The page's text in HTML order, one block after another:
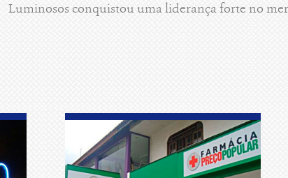
Luminosos conquistou uma liderança forte no